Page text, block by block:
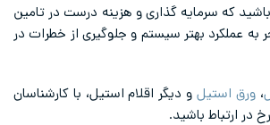
که سرمایه گذاری و هزینه درست در تامین
به عملکرد بهتر سیستم و جلوگیری از خطرات در
،ورق استیل و دیگر اقلام استیل، با کارشناسان
در ارتباط باشید.